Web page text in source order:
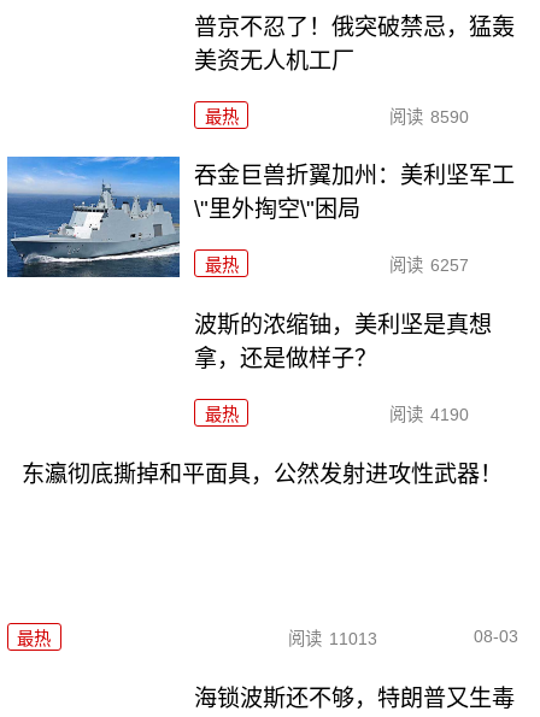
普京不忍了！俄突破禁忌，猛轰
美资无人机工厂
最热 阅读 8590
吞金巨兽折翼加州：美利坚军工
\"里外掏空\"困局
最热 阅读 6257
波斯的浓缩铀，美利坚是真想
拿，还是做样子？
最热 阅读 4190
东瀛彻底撕掉和平面具，公然发射进攻性武器！
最热 阅读 11013 08-03
海锁波斯还不够，特朗普又生毒